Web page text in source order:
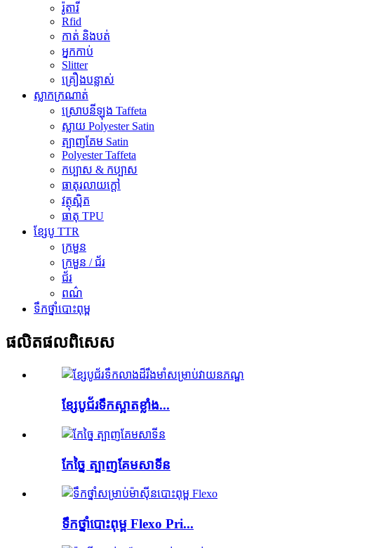
រ៉ូតារី
Rfid
កាត់ និងបត់
អ្នកកាប់
Slitter
គ្រឿងបន្លាស់
ស្លាកក្រណាត់
ស្រោបនីឡុង Taffeta
ស្លាយ Polyester Satin
ត្បាញគែម Satin
Polyester Taffeta
កប្បាស & កប្បាស
ធាតុរលាយក្តៅ
វត្ថុស្អិត
ធាតុ TPU
ខ្សែបូ TTR
ក្រមួន
ក្រមួន / ជ័រ
ជ័រ
ពណ៌
ទឹកថ្នាំបោះពុម្ព
ផលិតផល​ពិសេស
ខ្សែបូជ័រទឹកស្អាតខ្លាំង...
កែច្នៃ ត្បាញគែមសាទីន
ទឹកថ្នាំបោះពុម្ព Flexo Pri...